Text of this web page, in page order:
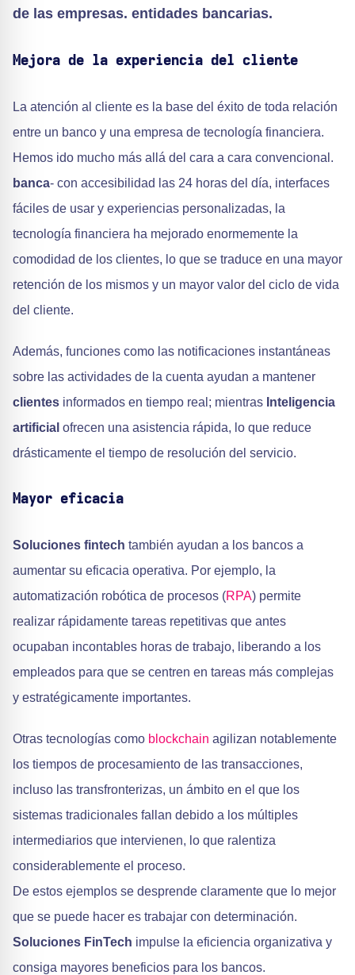
de las empresas. entidades bancarias.
Mejora de la experiencia del cliente
La atención al cliente es la base del éxito de toda relación
entre un banco y una empresa de tecnología financiera.
Hemos ido mucho más allá del cara a cara convencional.
banca- con accesibilidad las 24 horas del día, interfaces
fáciles de usar y experiencias personalizadas, la
tecnología financiera ha mejorado enormemente la
comodidad de los clientes, lo que se traduce en una mayor
retención de los mismos y un mayor valor del ciclo de vida
del cliente.
Además, funciones como las notificaciones instantáneas
sobre las actividades de la cuenta ayudan a mantener
clientes informados en tiempo real; mientras Inteligencia
artificial ofrecen una asistencia rápida, lo que reduce
drásticamente el tiempo de resolución del servicio.
Mayor eficacia
Soluciones fintech también ayudan a los bancos a
aumentar su eficacia operativa. Por ejemplo, la
automatización robótica de procesos (RPA) permite
realizar rápidamente tareas repetitivas que antes
ocupaban incontables horas de trabajo, liberando a los
empleados para que se centren en tareas más complejas
y estratégicamente importantes.
Otras tecnologías como blockchain agilizan notablemente
los tiempos de procesamiento de las transacciones,
incluso las transfronterizas, un ámbito en el que los
sistemas tradicionales fallan debido a los múltiples
intermediarios que intervienen, lo que ralentiza
considerablemente el proceso.
De estos ejemplos se desprende claramente que lo mejor
que se puede hacer es trabajar con determinación.
Soluciones FinTech impulse la eficiencia organizativa y
consiga mayores beneficios para los bancos.